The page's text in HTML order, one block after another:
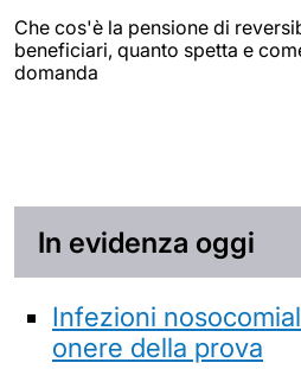
Che cos'è la pensione di
beneficiari, quanto spetta e
domanda
In evidenza oggi
Infezioni
onere della prova